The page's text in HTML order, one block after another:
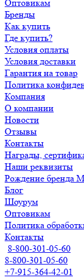
Оптовикам
Бренды
Как купить
Где купить?
Условия оплаты
Условия доставки
Гарантия на товар
Политика
Компания
О компании
Новости
Отзывы
Контакты
Награды,
Наши реквизиты
Рождение бренда
Блог
Шоурум
Оптовикам
Политика
Контакты
8-800-301-05-60
8-800-301-05-60
+7-915-364-42-01